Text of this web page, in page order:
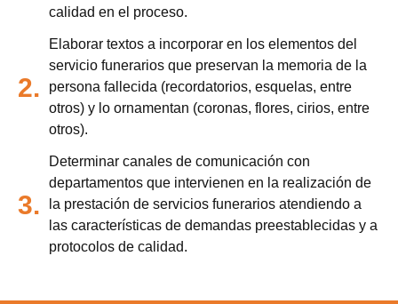
calidad en el proceso.
2.
Elaborar textos a incorporar en los elementos del
servicio funerarios que preservan la memoria de la
persona fallecida (recordatorios, esquelas, entre
otros) y lo ornamentan (coronas, flores, cirios, entre
otros).
3.
Determinar canales de comunicación con
departamentos que intervienen en la realización de
la prestación de servicios funerarios atendiendo a
las características de demandas preestablecidas y a
protocolos de calidad.